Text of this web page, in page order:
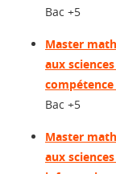
Bac +5
Master
aux
Bac +5
Master
aux